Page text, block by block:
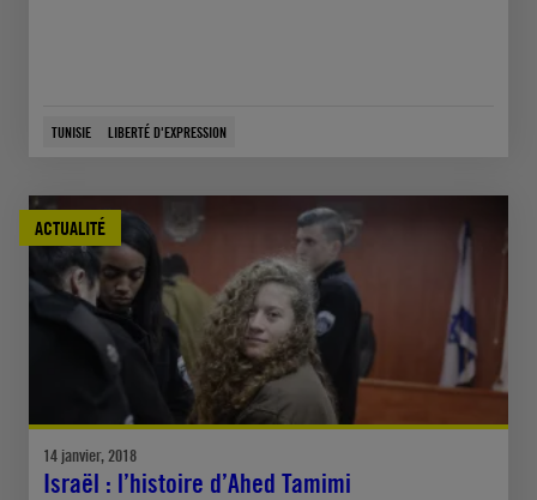
TUNISIE LIBERTÉ D'EXPRESSION
ACTUALITÉ
14 janvier, 2018
Israël : l’histoire d’Ahed Tamimi